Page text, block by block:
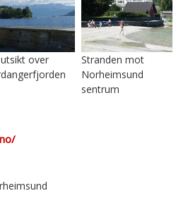
over
Stranden mot
Norheimsund
sentrum